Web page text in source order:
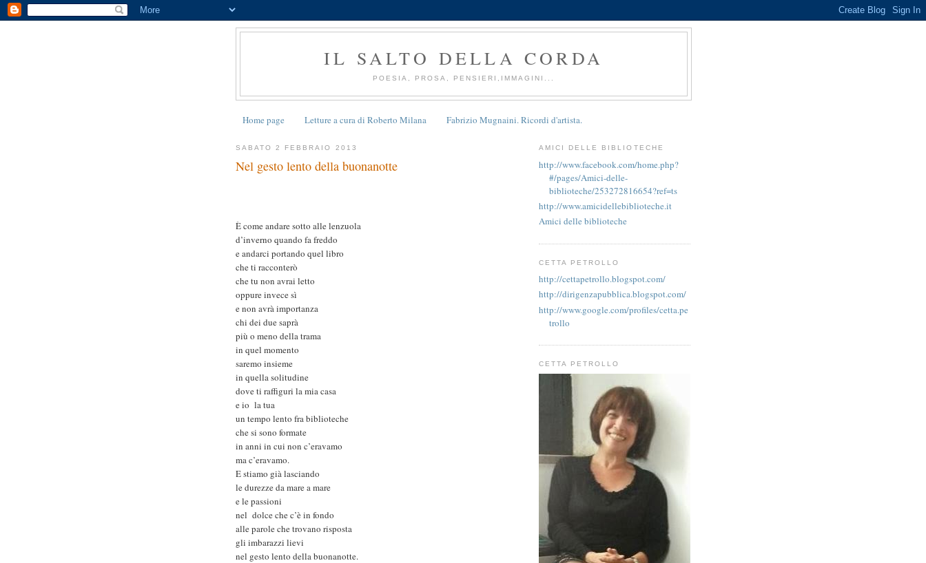
IL SALTO DELLA CORDA
POESIA, PROSA, PENSIERI,IMMAGINI...
Home page Letture a cura di Roberto Milana Fabrizio Mugnaini. Ricordi d'artista.
SABATO 2 FEBBRAIO 2013
Nel gesto lento della buonanotte
È come andare sotto alle lenzuola
d’inverno quando fa freddo
e andarci portando quel libro
che ti racconterò
che tu non avrai letto
oppure invece sì
e non avrà importanza
chi dei due saprà
più o meno della trama
in quel momento
saremo insieme
in quella solitudine
dove ti raffiguri la mia casa
e io la tua
un tempo lento fra biblioteche
che si sono formate
in anni in cui non c’eravamo
ma c’eravamo.
E stiamo già lasciando
le durezze da mare a mare
e le passioni
nel dolce che c’è in fondo
alle parole che trovano risposta
gli imbarazzi lievi
nel gesto lento della buonanotte.
AMICI DELLE BIBLIOTECHE
http://www.facebook.com/home.php?
#/pages/Amici-delle-
biblioteche/253272816654?ref=ts
http://www.amicidellebiblioteche.it
Amici delle biblioteche
CETTA PETROLLO
http://cettapetrollo.blogspot.com/
http://dirigenzapubblica.blogspot.com/
http://www.google.com/profiles/cetta.pe
trollo
CETTA PETROLLO